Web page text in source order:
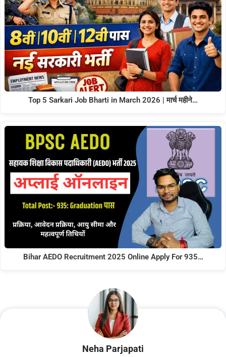
Top 5 Sarkari Job Bharti in March 2026 | मार्च महीने…
Bihar AEDO Recruitment 2025 Online Apply For 935…
Neha Parjapati